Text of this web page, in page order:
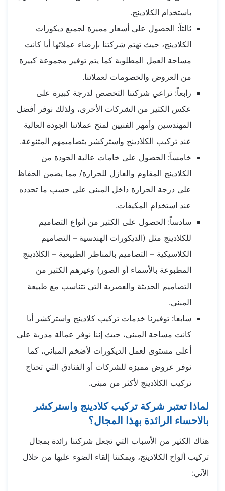
باستخدام الكلادينج.
ثالثاً: الحصول على أسعار مميزة لجميع ديكورات
الكلادينج، حيث تهتم شركتنا بإرضاء عملائها أيا كانت
مساحة العمل المطلوبة كما يتم توفير مجموعة كبيرة
من العروض والخصومات لعملائنا.
رابعاً: تراعي شركتنا التخصص لدرجة كبيرة على
عكس الكثير من الشركات الأخرى، ولذلك نوفر أفضل
المهندسين وأمهر الفنيين لمنح عملائنا الجودة العالية
عند تركيب الكلادينج واستركشر بتصاميمهم المتنوعة.
خامساً: الحصول على خامات عالية الجودة من
الكلادينج المقاوم والعازل للحرارة/ مما يضمن الحفاظ
على درجة الحرارة داخل المبنى على حسب ما تحدده
عند استخدام المكيفات.
سادساً: الحصول على الكثير من أنواع التصاميم
للكلادينج مثل (الديكورات الهندسية – التصاميم
الكلاسيكية – التصاميم بالمناظر الطبيعية – الكلادينج
المطبوعة بالأسماء أو الصور) وغيرهم الكثير من
التصاميم الحديثة والعصرية التي تتناسب مع طبيعة
المبنى.
سابعا: توفيرنا خدمات تركيب كلادينج واستركشر أيا
كانت مساحة المبنى، حيث إننا نوفر عمالة مدربة على
أعلى مستوى لعمل الديكورات لأضخم المباني، كما
نوفر عروض مميزة للشركات أو الفنادق التي تحتاج
تركيب الكلادينج لأكثر من مبنى.
لماذا تعتبر شركة تركيب كلادينج واستركشر
بالاحساء الرائدة بهذا المجال؟
هناك الكثير من الأسباب التي تجعل شركتنا رائدة بمجال
تركيب ألواح الكلادينج، ويمكننا إلقاء الضوء عليها من خلال
الآتي: